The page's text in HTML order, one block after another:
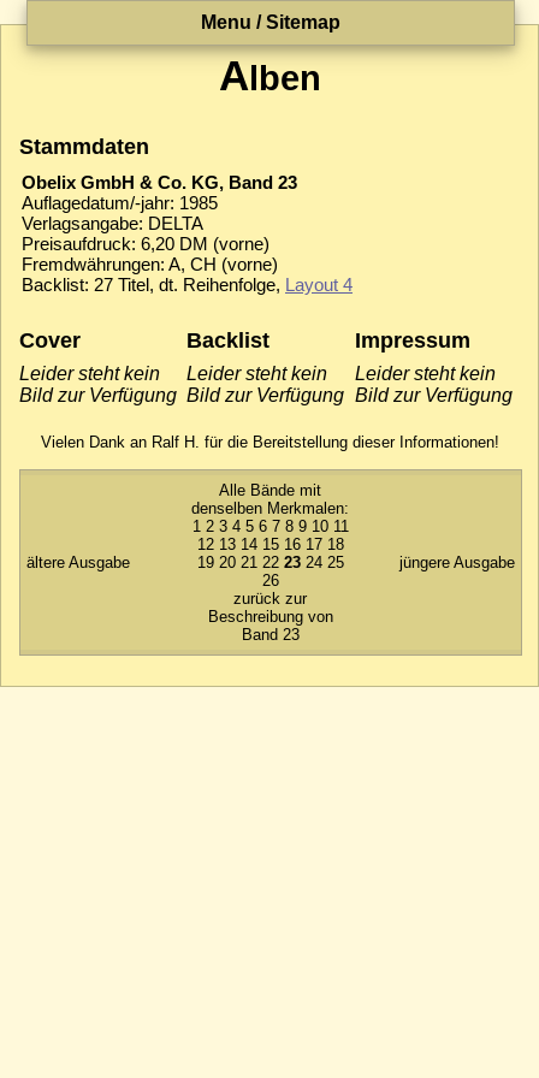
Menu / Sitemap
Alben
Stammdaten
Obelix GmbH & Co. KG, Band 23
Auflagedatum/-jahr: 1985
Verlagsangabe: DELTA
Preisaufdruck: 6,20 DM (vorne)
Fremdwährungen: A, CH (vorne)
Backlist: 27 Titel, dt. Reihenfolge, Layout 4
Cover
Leider steht kein
Bild zur Verfügung
Backlist
Leider steht kein
Bild zur Verfügung
Impressum
Leider steht kein
Bild zur Verfügung
Vielen Dank an Ralf H. für die Bereitstellung dieser Informationen!
ältere Ausgabe
Alle Bände mit
denselben Merkmalen:
1 2 3 4 5 6 7 8 9 10 11
12 13 14 15 16 17 18
19 20 21 22 23 24 25
26
zurück zur
Beschreibung von
Band 23
jüngere Ausgabe